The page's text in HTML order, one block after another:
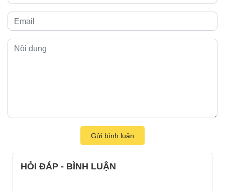
Gửi bình luận
HỎI ĐÁP - BÌNH LUẬN